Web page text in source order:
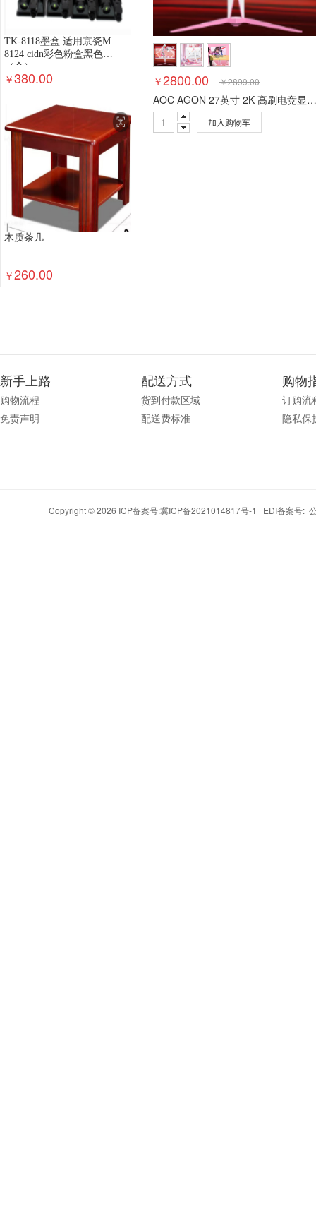
TK-8118墨盒 适用京瓷M
8124 cidn彩色粉盒黑色
（个）
￥380.00
木质茶几
￥260.00
￥2800.00 ￥2899.00
AOC AGON 27英寸 2K 高刷电竞显示器 HDR400 Fast IPS 1ms GTG 180HZ 樱花粉
加入购物车
新手上路
购物流程
免责声明
配送方式
货到付款区域
配送费标准
购物
订购流
隐私保
Copyright © 2026 ICP备案号:冀ICP备2021014817号-1 EDI备案号: